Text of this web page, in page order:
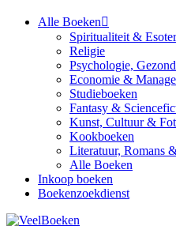
Alle Boeken
Spiritualiteit &
Religie
Psychologie,
Economie &
Studieboeken
Fantasy &
Kunst, Cultuur &
Kookboeken
Literatuur, Romans
Alle Boeken
Inkoop boeken
Boekenzoekdienst